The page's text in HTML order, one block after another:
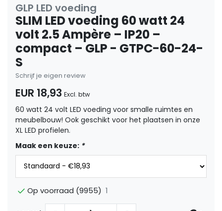
GLP LED voeding
SLIM LED voeding 60 watt 24
volt 2.5 Ampère – IP20 –
compact – GLP - GTPC-60-24-
S
Schrijf je eigen review
EUR 18,93 Excl. btw
60 watt 24 volt LED voeding voor smalle ruimtes en
meubelbouw! Ook geschikt voor het plaatsen in onze
XL LED profielen.
Maak een keuze: *
Op voorraad (9955) 1